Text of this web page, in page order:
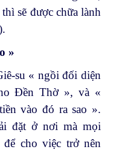
sẽ được chữa lành
»
su « ngồi đối diện
Đền Thờ », và «
vào đó ra sao ».
đặt ở nơi mà mọi
cho việc trở nên